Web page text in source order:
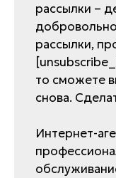
рассылки –
рассылки,
то сможете
снова.
Интернет-